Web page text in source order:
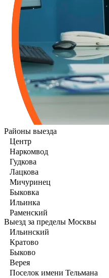
Районы выезда
Центр
Наркомвод
Гудкова
Лацкова
Мичуринец
Быковка
Ильинка
Раменский
Выезд за пределы Москвы
Ильинский
Кратово
Быково
Верея
Поселок имени Тельмана